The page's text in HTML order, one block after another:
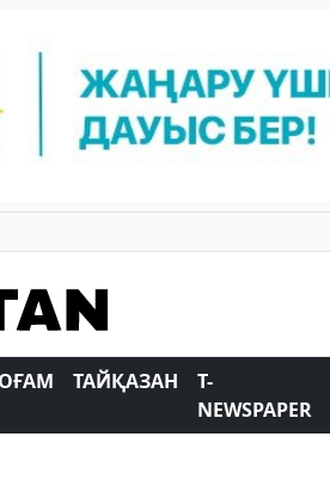
ТАЙҚАЗАН
T-
NEWSPAPER